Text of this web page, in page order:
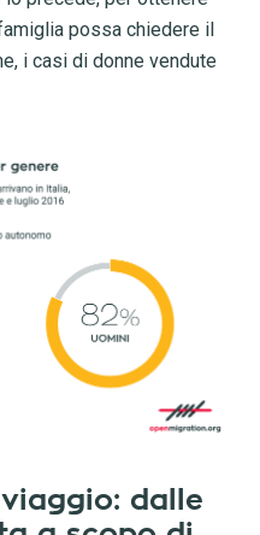
possa chiedere il
i casi di donne vendute
dalle